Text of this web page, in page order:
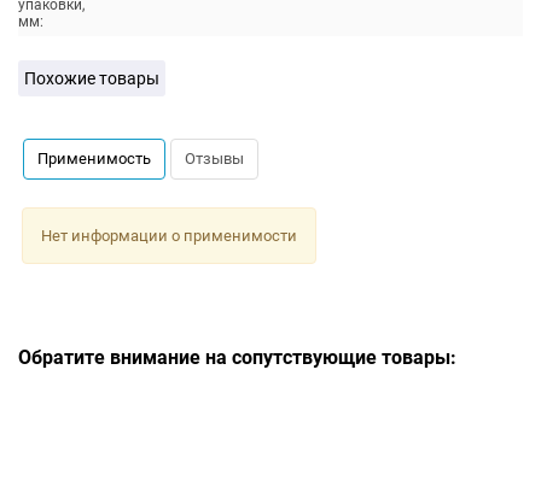
упаковки,
мм:
Похожие товары
Применимость Отзывы
Нет информации о применимости
Обратите внимание на сопутствующие товары: